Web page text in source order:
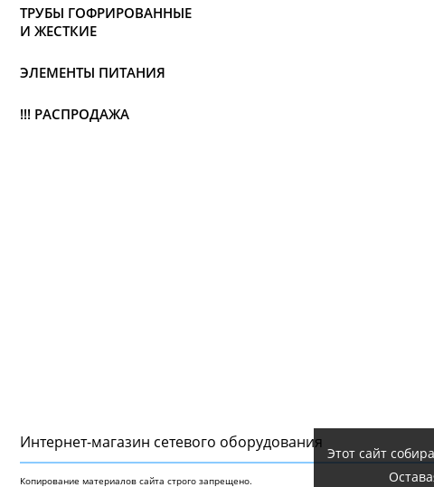
ТРУБЫ ГОФРИРОВАННЫЕ
И ЖЕСТКИЕ
ЭЛЕМЕНТЫ ПИТАНИЯ
!!! РАСПРОДАЖА
Интернет-магазин сетeвого оборудования
Копирование материалов сайта строго запрещено.
Этот сайт